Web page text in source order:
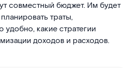
совместный бюджет. Им будет
траты,
какие стратегии
доходов и расходов.